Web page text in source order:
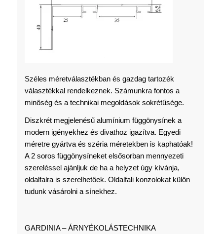
Széles méretválasztékban és gazdag tartozék
választékkal rendelkeznek. Számunkra fontos a
minőség és a technikai megoldások sokrétűsége.
Diszkrét megjelenésű alumínium függönysínek a
modern igényekhez és divathoz igazítva. Egyedi
méretre gyártva és széria méretekben is kaphatóak!
A 2 soros függönysíneket elsősorban mennyezeti
szereléssel ajánljuk de ha a helyzet úgy kívánja,
oldalfalra is szerelhetőek. Oldalfali konzolokat külön
tudunk vásárolni a sínekhez.
GARDINIA – ÁRNYÉKOLÁSTECHNIKA